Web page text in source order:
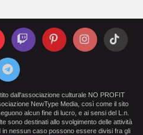
dall'associazione culturale NO PROFIT
NewType Media, così come il sito
alcun fine di lucro, e ai sensi del L.n.
sono destinati allo svolgimento delle attività
nessun caso possono essere divisi fra gli